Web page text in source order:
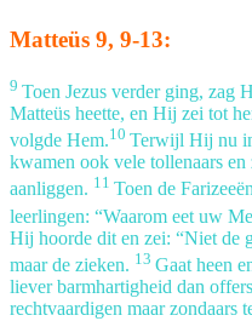
Matteüs 9, 9-13:
9 Toen Jezus verder ging, zag
Matteüs heette, en Hij zei tot
volgde Hem.10 Terwijl Hij nu
kwamen ook vele tollenaars en
aanliggen. 11 Toen de
leerlingen: “Waarom eet uw
Hij hoorde dit en zei: “Niet de
maar de zieken. 13 Gaat heen
liever barmhartigheid dan
rechtvaardigen maar zondaars